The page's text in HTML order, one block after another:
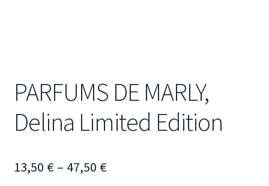
Aroma Blog
PARFUMS DE MARLY,
Delina Limited Edition
13,50 € – 47,50 €Preisspanne: